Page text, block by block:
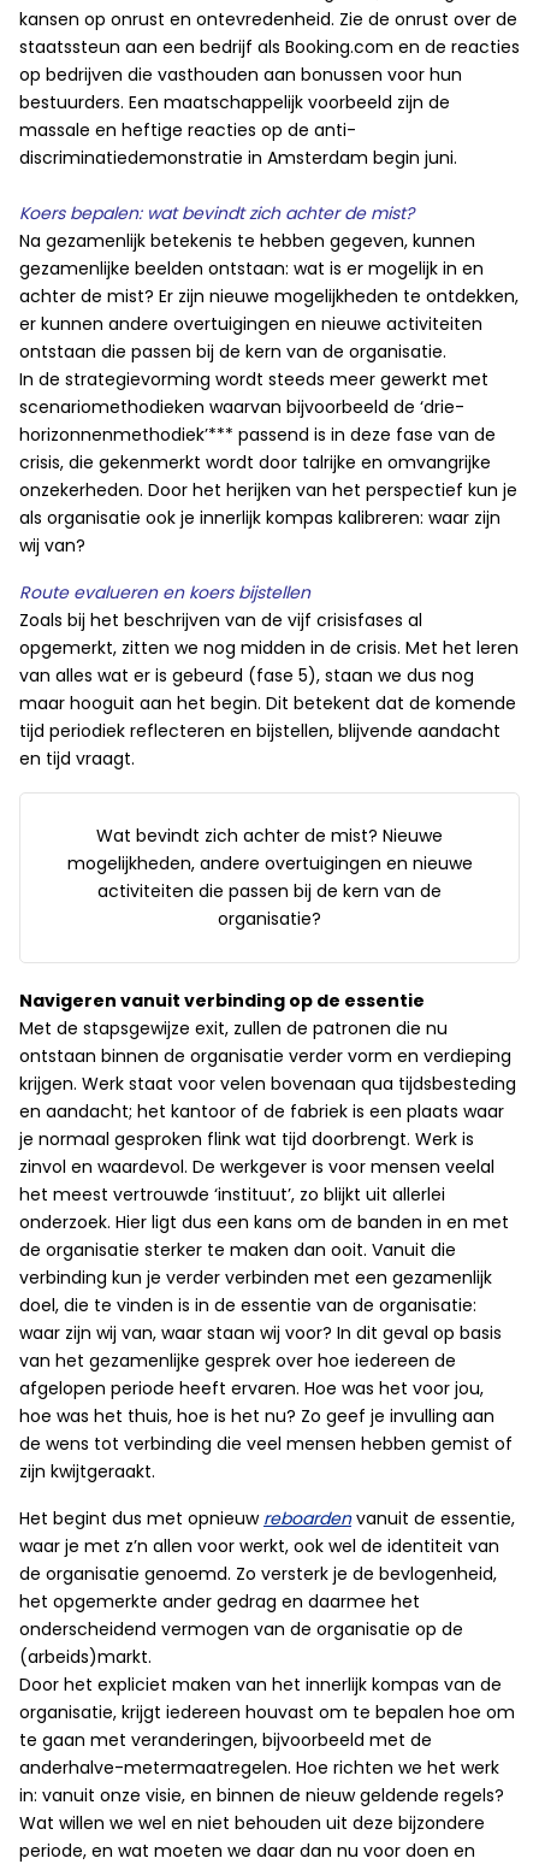
kansen op onrust en ontevredenheid. Zie de onrust over de
staatssteun aan een bedrijf als Booking.com en de reacties
op bedrijven die vasthouden aan bonussen voor hun
bestuurders. Een maatschappelijk voorbeeld zijn de
massale en heftige reacties op de anti-
discriminatiedemonstratie in Amsterdam begin juni.
Koers bepalen: wat bevindt zich achter de mist?
Na gezamenlijk betekenis te hebben gegeven, kunnen
gezamenlijke beelden ontstaan: wat is er mogelijk in en
achter de mist? Er zijn nieuwe mogelijkheden te ontdekken,
er kunnen andere overtuigingen en nieuwe activiteiten
ontstaan die passen bij de kern van de organisatie.
In de strategievorming wordt steeds meer gewerkt met
scenariomethodieken waarvan bijvoorbeeld de ‘drie-
horizonnenmethodiek’*** passend is in deze fase van de
crisis, die gekenmerkt wordt door talrijke en omvangrijke
onzekerheden. Door het herijken van het perspectief kun je
als organisatie ook je innerlijk kompas kalibreren: waar zijn
wij van?
Route evalueren en koers bijstellen
Zoals bij het beschrijven van de vijf crisisfases al
opgemerkt, zitten we nog midden in de crisis. Met het leren
van alles wat er is gebeurd (fase 5), staan we dus nog
maar hooguit aan het begin. Dit betekent dat de komende
tijd periodiek reflecteren en bijstellen, blijvende aandacht
en tijd vraagt.
Wat bevindt zich achter de mist? Nieuwe
mogelijkheden, andere overtuigingen en nieuwe
activiteiten die passen bij de kern van de
organisatie?
Navigeren vanuit verbinding op de essentie
Met de stapsgewijze exit, zullen de patronen die nu
ontstaan binnen de organisatie verder vorm en verdieping
krijgen. Werk staat voor velen bovenaan qua tijdsbesteding
en aandacht; het kantoor of de fabriek is een plaats waar
je normaal gesproken flink wat tijd doorbrengt. Werk is
zinvol en waardevol. De werkgever is voor mensen veelal
het meest vertrouwde ‘instituut’, zo blijkt uit allerlei
onderzoek. Hier ligt dus een kans om de banden in en met
de organisatie sterker te maken dan ooit. Vanuit die
verbinding kun je verder verbinden met een gezamenlijk
doel, die te vinden is in de essentie van de organisatie:
waar zijn wij van, waar staan wij voor? In dit geval op basis
van het gezamenlijke gesprek over hoe iedereen de
afgelopen periode heeft ervaren. Hoe was het voor jou,
hoe was het thuis, hoe is het nu? Zo geef je invulling aan
de wens tot verbinding die veel mensen hebben gemist of
zijn kwijtgeraakt.
Het begint dus met opnieuw reboardenvanuit de essentie,
waar je met z’n allen voor werkt, ook wel de identiteit van
de organisatie genoemd. Zo versterk je de bevlogenheid,
het opgemerkte ander gedrag en daarmee het
onderscheidend vermogen van de organisatie op de
(arbeids)markt.
Door het expliciet maken van het innerlijk kompas van de
organisatie, krijgt iedereen houvast om te bepalen hoe om
te gaan met veranderingen, bijvoorbeeld met de
anderhalve-metermaatregelen. Hoe richten we het werk
in: vanuit onze visie, en binnen de nieuw geldende regels?
Wat willen we wel en niet behouden uit deze bijzondere
periode, en wat moeten we daar dan nu voor doen en